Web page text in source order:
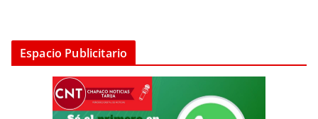
Espacio Publicitario